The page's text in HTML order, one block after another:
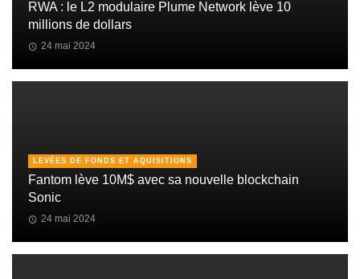
RWA : le L2 modulaire Plume Network lève 10
millions de dollars
24 mai 2024
LEVÉES DE FONDS ET AQUISITIONS
Fantom lève 10M$ avec sa nouvelle blockchain
Sonic
24 mai 2024